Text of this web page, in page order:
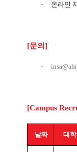
- 온라인
[문의]
-
[Campus
날짜 대학